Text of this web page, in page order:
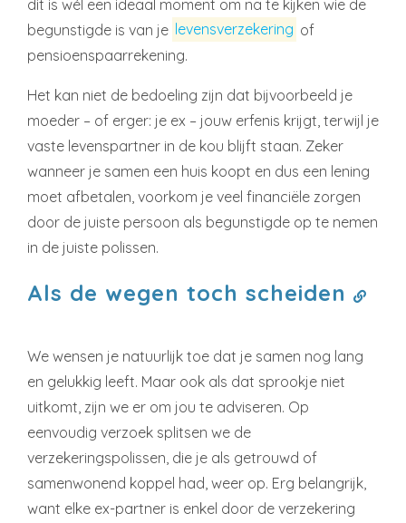
dit is wél een ideaal moment om na te kijken wie de
begunstigde is van je levensverzekering of
pensioenspaarrekening.
Het kan niet de bedoeling zijn dat bijvoorbeeld je
moeder – of erger: je ex – jouw erfenis krijgt, terwijl je
vaste levenspartner in de kou blijft staan. Zeker
wanneer je samen een huis koopt en dus een lening
moet afbetalen, voorkom je veel financiële zorgen
door de juiste persoon als begunstigde op te nemen
in de juiste polissen.
Als de wegen toch scheiden
We wensen je natuurlijk toe dat je samen nog lang
en gelukkig leeft. Maar ook als dat sprookje niet
uitkomt, zijn we er om jou te adviseren. Op
eenvoudig verzoek splitsen we de
verzekeringspolissen, die je als getrouwd of
samenwonend koppel had, weer op. Erg belangrijk,
want elke ex-partner is enkel door de verzekering